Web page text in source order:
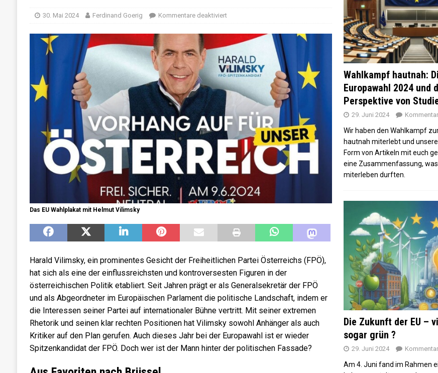
„So düster waren nicht mal die Umfragewerte“ – Wahlparty-Hopping in München
[ 11. Juni 2024 ] Was sagt Wien zu den Europawahl-Ergebnissen?
Wahlkampf hautnah: Die Europawahl 2024 und die Perspektive von Studierenden
30. Mai 2024 Ferdinand Goerig Kommentare deaktiviert
Das EU Wahlplakat mit Helmut Vilimsky
Harald Vilimsky, ein prominentes Gesicht der Freiheitlichen Partei Österreichs (FPÖ),
hat sich als eine der einflussreichsten und kontroversesten Figuren in der
österreichischen Politik etabliert. Seit Jahren prägt er als Generalsekretär der FPÖ
und als Abgeordneter im Europäischen Parlament die politische Landschaft, indem er
die Interessen seiner Partei auf internationaler Bühne vertritt. Mit seiner extremen
Rhetorik und seinen klar rechten Positionen hat Vilimsky sowohl Anhänger als auch
Kritiker auf den Plan gerufen. Auch dieses Jahr bei der Europawahl ist er wieder
Spitzenkandidat der FPÖ. Doch wer ist der Mann hinter der politischen Fassade?
Wahlkampf hautnah:
Europawahl 2024 und
Perspektive von
29. Juni 2024
Wir haben den Wahlkampf
hautnah miterlebt und
Form von Artikeln mit euch
eine Zusammenfassung,
miterleben durften.
Die Zukunft der EU –
sogar grün ?
29. Juni 2024
Am 4. Juni fand im Rahmen